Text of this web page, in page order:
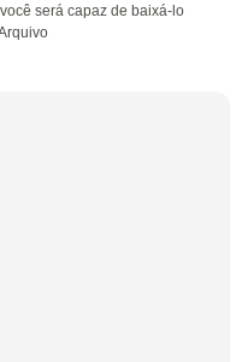
será capaz de baixá-lo